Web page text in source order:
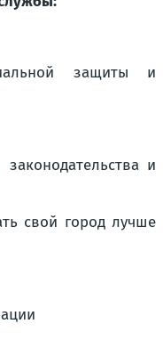
защиты и
и
свой город лучше